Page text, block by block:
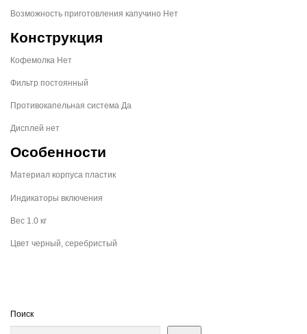
Возможность приготовления капучино Нет
Конструкция
Кофемолка Нет
Фильтр постоянный
Противокапельная система Да
Дисплей нет
Особенности
Материал корпуса пластик
Индикаторы включения
Вес 1.0 кг
Цвет черный, серебристый
Поиск